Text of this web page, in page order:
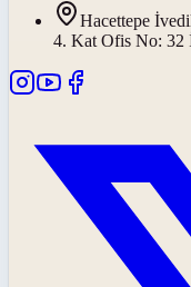
Hacettepe
4. Kat Ofis No: